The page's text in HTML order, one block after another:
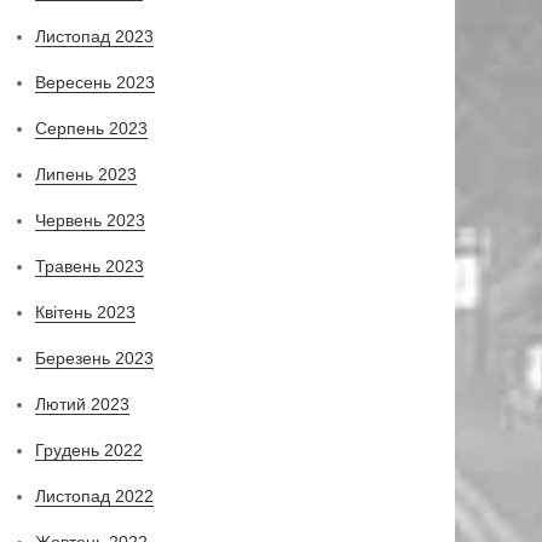
Листопад 2023
Вересень 2023
Серпень 2023
Липень 2023
Червень 2023
Травень 2023
Квітень 2023
Березень 2023
Лютий 2023
Грудень 2022
Листопад 2022